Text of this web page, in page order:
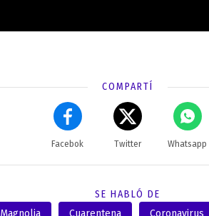
COMPARTÍ
Facebok Twitter Whatsapp
SE HABLÓ DE
Magnolia Cuarentena Coronavirus